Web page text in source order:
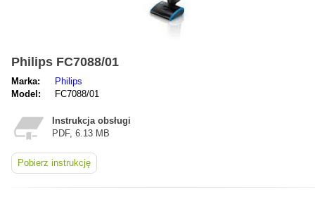
Philips FC7088/01
Marka:
Philips
Model:
FC7088/01
Instrukcja obsługi
PDF, 6.13 MB
Pobierz instrukcję